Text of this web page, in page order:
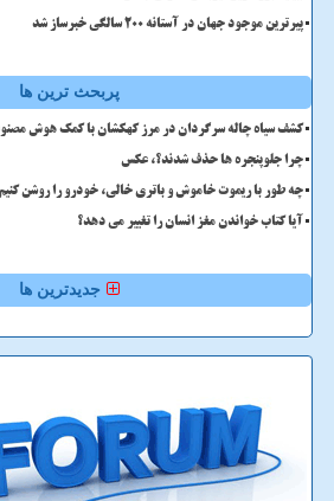
پیرترین موجود جهان در آستانه ۲۰۰ سالگی خبرساز شد
پربحث ترین ها
کشف سیاه چاله سرگردان در مرز کهکشان با کمک هوش
چرا جلوپنجره ها حذف شدند؟، عکس
چه طور با ریموت خاموش و باتری خالی، خودرو را روشن
آیا کتاب خواندن مغز انسان را تغییر می دهد؟
جدیدترین ها